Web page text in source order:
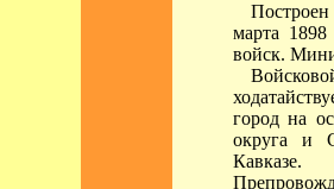
марта 1898
войск.
город на
округа и
Кавказе.